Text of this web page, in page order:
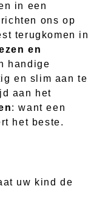
in een
ons op
terugkomen in
en
handige
en slim aan te
aan het
: want een
het beste.
uw kind de